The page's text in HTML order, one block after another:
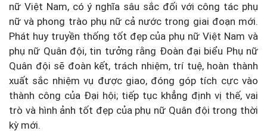
nữ Việt Nam, có ý nghĩa sâu sắc đối với công tác phụ
nữ và phong trào phụ nữ cả nước trong giai đoạn mới.
Phát huy truyền thống tốt đẹp của phụ nữ Việt Nam và
phụ nữ Quân đội, tin tưởng rằng Đoàn đại biểu Phụ nữ
Quân đội sẽ đoàn kết, trách nhiệm, trí tuệ, hoàn thành
xuất sắc nhiệm vụ được giao, đóng góp tích cực vào
thành công của Đại hội; tiếp tục khẳng định vị thế, vai
trò và hình ảnh tốt đẹp của phụ nữ Quân đội trong thời
kỳ mới.